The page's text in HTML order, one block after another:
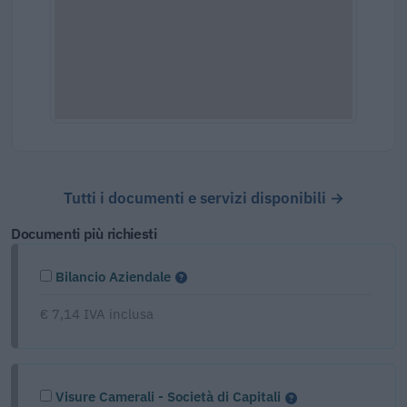
Tutti i documenti e servizi disponibili →
Documenti più richiesti
Bilancio Aziendale
€ 7,14 IVA inclusa
Visure Camerali - Società di Capitali